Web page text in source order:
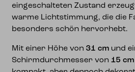
eingeschalteten Zustand
warme Lichtstimmung, die die
besonders schön hervorhebt.
Mit einer Höhe von 31 cm und
Schirmdurchmesser von 15 cm